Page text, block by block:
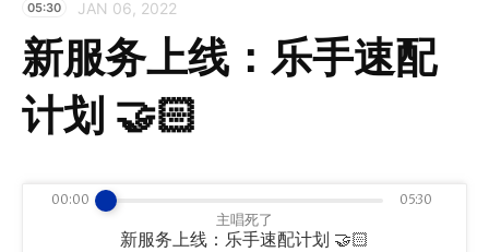
05:30 JAN 06, 2022
新服务上线：乐手速配
计划 🤝🏻
主唱死了
新服务上线：乐手速配计划 🤝🏻
00:00 05:30